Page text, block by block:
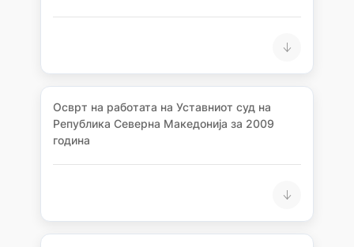
Осврт на работата на Уставниот суд на
Република Северна Македонија за 2009
година